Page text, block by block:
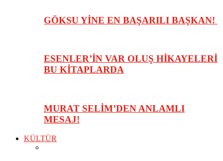
GÖKSU YİNE EN BAŞARILI BAŞKAN!
ESENLER’İN VAR OLUŞ HİKAYELERİ
BU KİTAPLARDA
MURAT SELİM’DEN ANLAMLI
MESAJ!
KÜLTÜR